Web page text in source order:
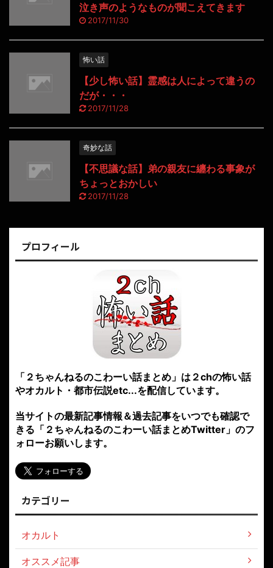
泣き声のようなものが聞こえてきます
2017/11/30
怖い話
【少し怖い話】霊感は人によって違うの
だが・・・
2017/11/28
奇妙な話
【不思議な話】弟の親友に纏わる事象が
ちょっとおかしい
2017/11/28
プロフィール
「２ちゃんねるのこわーい話まとめ」は２chの怖い話
やオカルト・都市伝説etc...を配信しています。
当サイトの最新記事情報＆過去記事をいつでも確認で
きる「２ちゃんねるのこわーい話まとめTwitter」のフ
ォローお願いします。
カテゴリー
オカルト
オススメ記事